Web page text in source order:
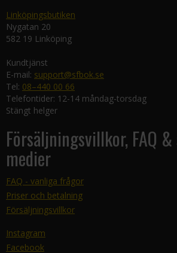
Linköpingsbutiken
Nygatan 20
582 19 Linköping
Kundtjänst
E-mail: support@sfbok.se
Tel: 08–440 00 66
Telefontider: 12-14 måndag-torsdag
Stängt helger
Försäljningsvillkor, FAQ
medier
FAQ - vanliga frågor
Priser och betalning
Försäljningsvillkor
Instagram
Facebook